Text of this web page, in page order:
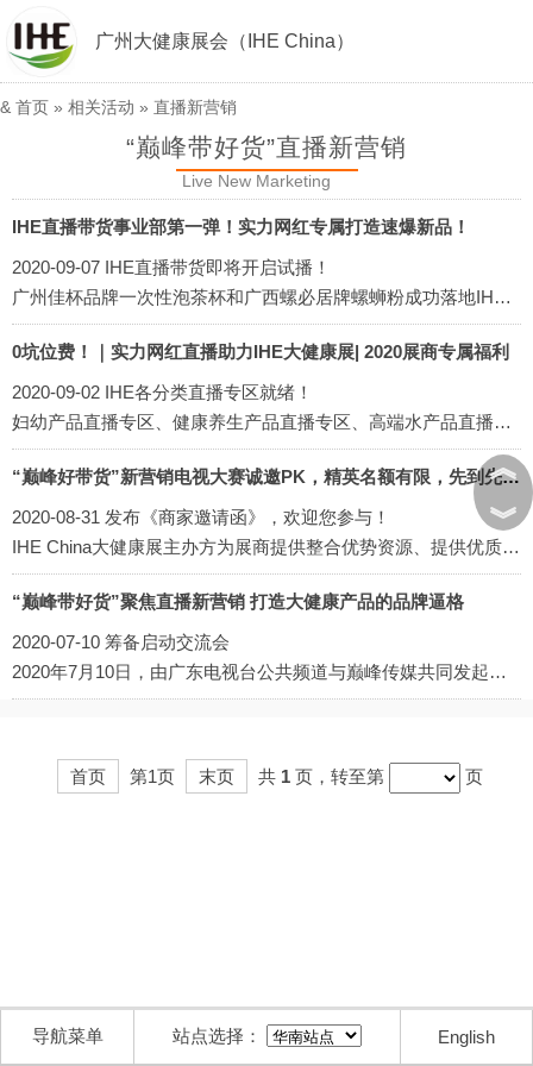
广州大健康展会（IHE China）
& 首页 » 相关活动 » 直播新营销
“巅峰带好货”直播新营销
Live New Marketing
IHE直播带货事业部第一弹！实力网红专属打造速爆新品！
2020-09-07 IHE直播带货即将开启试播！
广州佳杯品牌一次性泡茶杯和广西螺必居牌螺蛳粉成功落地IHE直播带货事业部展示，即将开启试播！
0坑位费！｜实力网红直播助力IHE大健康展| 2020展商专属福利
2020-09-02 IHE各分类直播专区就绪！
妇幼产品直播专区、健康养生产品直播专区、高端水产品直播专区、农产品直播专区、粮油产品直播专区、进口食品直播专区......
“巅峰好带货”新营销电视大赛诚邀PK，精英名额有限，先到先得！
2020-08-31 发布《商家邀请函》，欢迎您参与！
IHE China大健康展主办方为展商提供整合优势资源、提供优质平台，与广东电视台公共频道达成合作共识。
“巅峰带好货”聚焦直播新营销 打造大健康产品的品牌逼格
2020-07-10 筹备启动交流会
2020年7月10日，由广东电视台公共频道与巅峰传媒共同发起的“巅峰好带货-新营销电视大赛筹备启动交流会”在广东电视台会议室举行。
首页 第1页 末页 共 1页，转至第 页
︽
︾
导航菜单 站点选择： English